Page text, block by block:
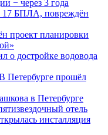
− через 3 года
17 БПЛА, повреждён
проект планировки
о достройке водовода
Петербурге прошёл
в Петербурге
отель
инсталляция